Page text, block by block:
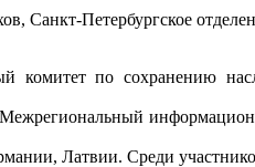
Санкт-Петербургское
комитет по сохранению
Межрегиональный
Латвии. Среди